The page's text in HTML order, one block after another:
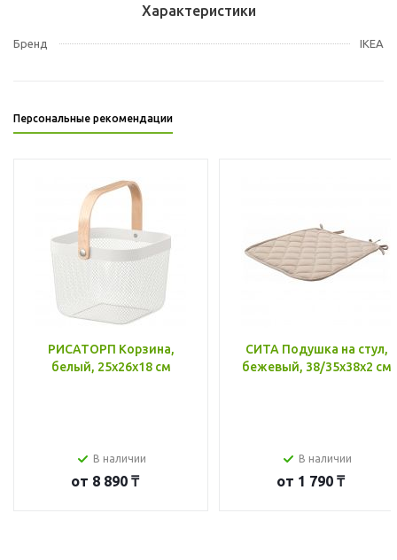
Характеристики
Бренд IKEA
Персональные рекомендации
РИСАТОРП Корзина,
белый, 25x26x18 см
В наличии
от 8 890 ₸
СИТА Подушка на стул,
бежевый, 38/35x38x2 см
В наличии
от 1 790 ₸